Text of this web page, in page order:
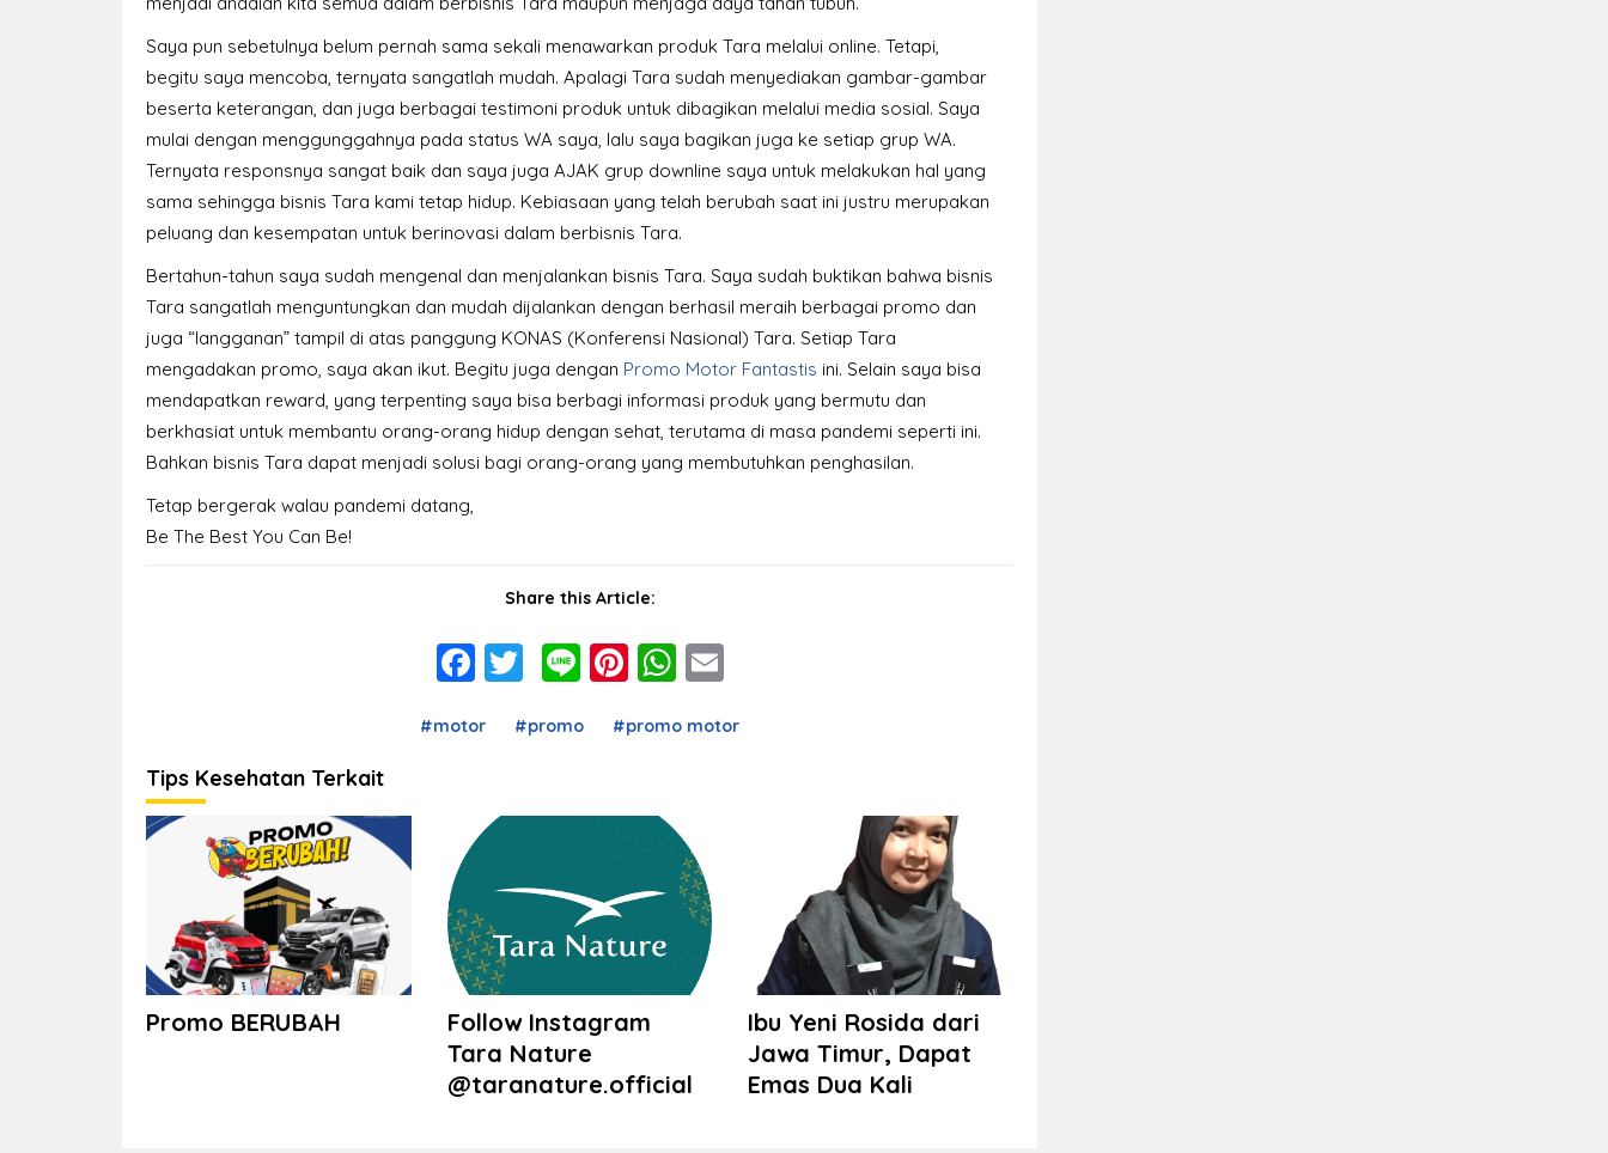
Saya pun sebetulnya belum pernah sama sekali menawarkan produk Tara melalui online. Tetapi,
begitu saya mencoba, ternyata sangatlah mudah. Apalagi Tara sudah menyediakan gambar-gambar
beserta keterangan, dan juga berbagai testimoni produk untuk dibagikan melalui media sosial. Saya
mulai dengan menggunggahnya pada status WA saya, lalu saya bagikan juga ke setiap grup WA.
Ternyata responsnya sangat baik dan saya juga AJAK grup downline saya untuk melakukan hal yang
sama sehingga bisnis Tara kami tetap hidup. Kebiasaan yang telah berubah saat ini justru merupakan
peluang dan kesempatan untuk berinovasi dalam berbisnis Tara.
Bertahun-tahun saya sudah mengenal dan menjalankan bisnis Tara. Saya sudah buktikan bahwa bisnis
Tara sangatlah menguntungkan dan mudah dijalankan dengan berhasil meraih berbagai promo dan
juga “langganan” tampil di atas panggung KONAS (Konferensi Nasional) Tara. Setiap Tara
mengadakan promo, saya akan ikut. Begitu juga dengan Promo Motor Fantastis ini. Selain saya bisa
mendapatkan reward, yang terpenting saya bisa berbagi informasi produk yang bermutu dan
berkhasiat untuk membantu orang-orang hidup dengan sehat, terutama di masa pandemi seperti ini.
Bahkan bisnis Tara dapat menjadi solusi bagi orang-orang yang membutuhkan penghasilan.
Tetap bergerak walau pandemi datang,
Be The Best You Can Be!
Share this Article:
Facebook
Twitter
LinePinterest
WhatsApp
Email
#motor #promo #promo motor
Tips Kesehatan Terkait
Promo BERUBAH
Follow Instagram
Tara Nature
@taranature.official
Ibu Yeni Rosida dari
Jawa Timur, Dapat
Emas Dua Kali